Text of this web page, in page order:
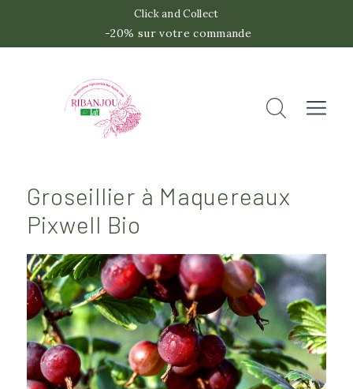
Click and Collect
-20% sur votre commande
Groseillier à Maquereaux
Pixwell Bio